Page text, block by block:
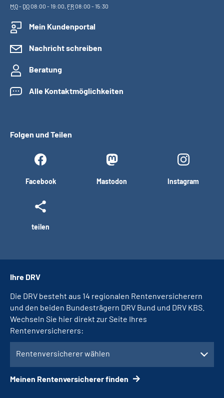
MO- DO08:00 - 19:00, FR08:00 - 15:30
Mein Kundenportal
Nachricht schreiben
Beratung
Alle Kontaktmöglichkeiten
Folgen und Teilen
Facebook Mastodon Instagram
teilen
Ihre DRV
Die DRV besteht aus 14 regionalen Rentenversicherern
und den beiden Bundesträgern DRV Bund und DRV KBS.
Wechseln Sie hier direkt zur Seite Ihres
Rentenversicherers:
Rentenversicherer wählen
Meinen Rentenversicherer finden